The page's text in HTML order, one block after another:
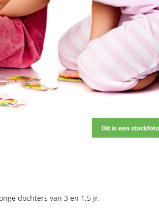
dochters van 3 en 1,5 jr.